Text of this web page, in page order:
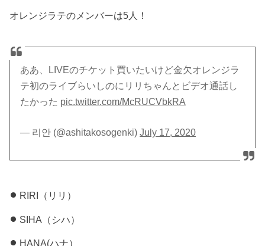
オレンジラテのメンバーは5人！
ああ、LIVEのチケット買いたいけど金欠オレンジラ
テ初のライブらいしのにリリちゃんとビデオ通話し
たかった pic.twitter.com/McRUCVbkRA
— 리안 (@ashitakosogenki)July 17, 2020
RIRI（リリ）
SIHA（シハ）
HANA(ハナ）